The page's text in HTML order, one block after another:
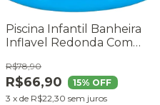
Piscina Infantil Banheira
Inflavel Redonda Com
R$66,90
R$78,90
15% OFF
3 x de R$22,30 sem juros